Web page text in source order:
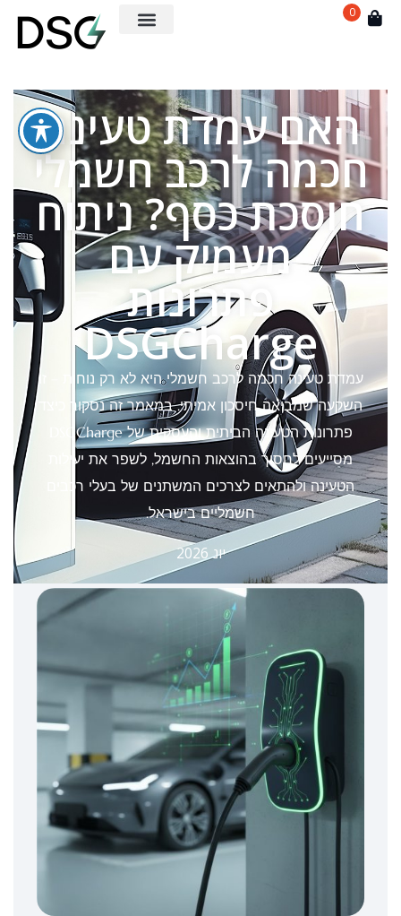
0
האם עמדת טעינה
חכמה לרכב חשמלי
חוסכת כסף? ניתוח
מעמיק עם
פתרונות
DSGCharge
עמדת טעינה חכמה לרכב חשמלי היא לא רק נוחות – זו
השקעה שמביאה חיסכון אמיתי. במאמר זה נסקור כיצד
פתרונות הטעינה הביתית והעסקית של DSGCharge
מסייעים לחסוך בהוצאות החשמל, לשפר את יעילות
הטעינה ולהתאים לצרכים המשתנים של בעלי רכבים
חשמליים בישראל.
יונ 2026